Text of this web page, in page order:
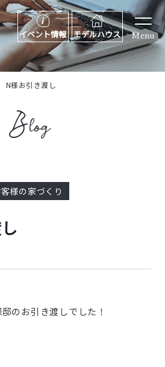
イベント情報 モデルハウス Menu
N様お引き渡し
様の家づくり
のお引き渡しでした！